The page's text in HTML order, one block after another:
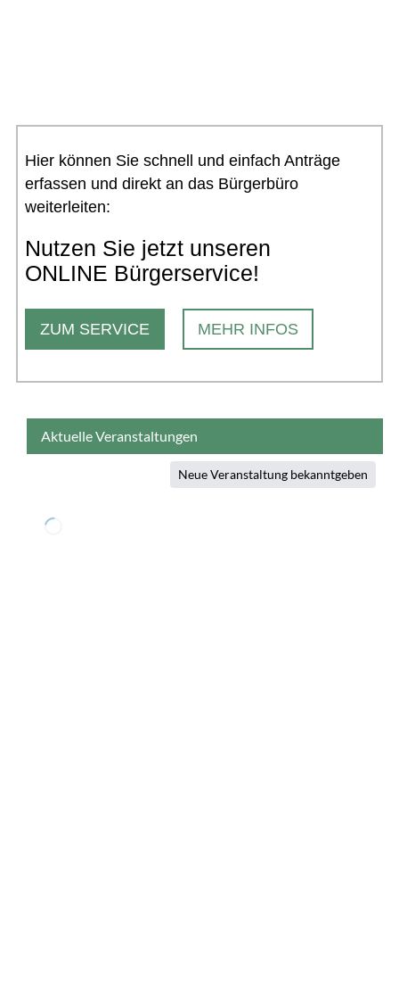
Hier können Sie schnell und einfach Anträge
erfassen und direkt an das Bürgerbüro
weiterleiten:
Nutzen Sie jetzt unseren
ONLINE Bürgerservice!
ZUM SERVICE MEHR INFOS